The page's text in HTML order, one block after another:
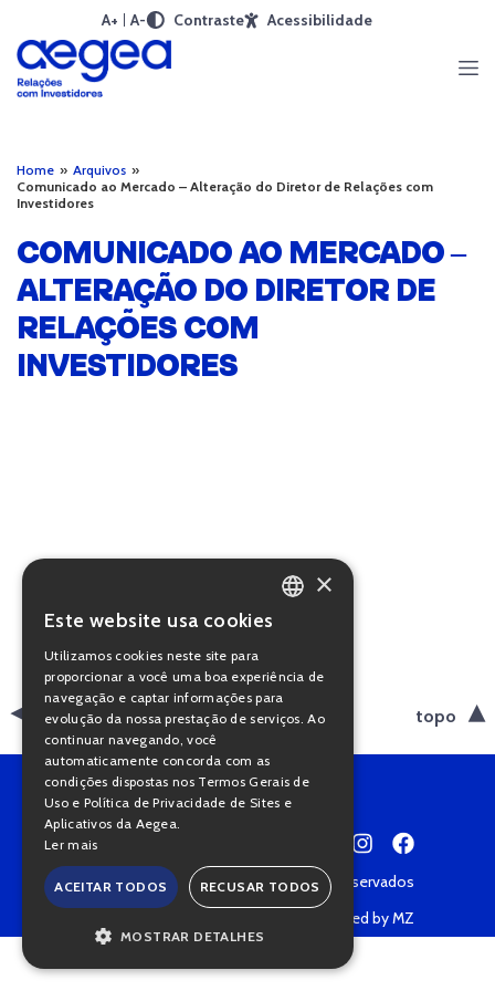
A+ A- Contraste Acessibilidade
Home » Arquivos »
Comunicado ao Mercado – Alteração do Diretor de Relações com
Investidores
COMUNICADO AO MERCADO –
ALTERAÇÃO DO DIRETOR DE
RELAÇÕES COM
INVESTIDORES
voltar topo
Copyright © 2022 • Todos os direitos reservados
Powered by MZ
PORTUGUESE
×
Este website usa cookies
Utilizamos cookies neste site para
proporcionar a você uma boa experiência de
navegação e captar informações para
evolução da nossa prestação de serviços. Ao
continuar navegando, você
automaticamente concorda com as
condições dispostas nos Termos Gerais de
Uso e Política de Privacidade de Sites e
Aplicativos da Aegea.
Ler mais
ACEITAR TODOS RECUSAR TODOS
MOSTRAR DETALHES